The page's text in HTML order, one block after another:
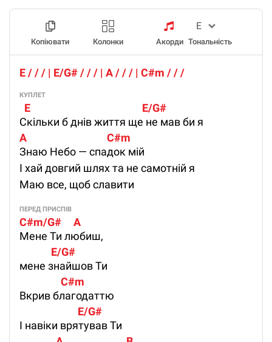
Копіювати Колонки Акорди Тональність
E / / / | E/G# / / / | A / / / | C#m / / /
КУПЛЕТ
  E                                              E/G#
Скільки б днів життя ще не мав би я
A                                 C#m
Знаю Небо — спадок мій
І хай довгий шлях та не самотній я
Маю все, щоб славити
ПЕРЕД ПРИСПІВ
C#m/G#     A
Мене Ти любиш,
             E/G#
мене знайшов Ти
                 C#m
Вкрив благодаттю
                        E/G#
І навіки врятував Ти